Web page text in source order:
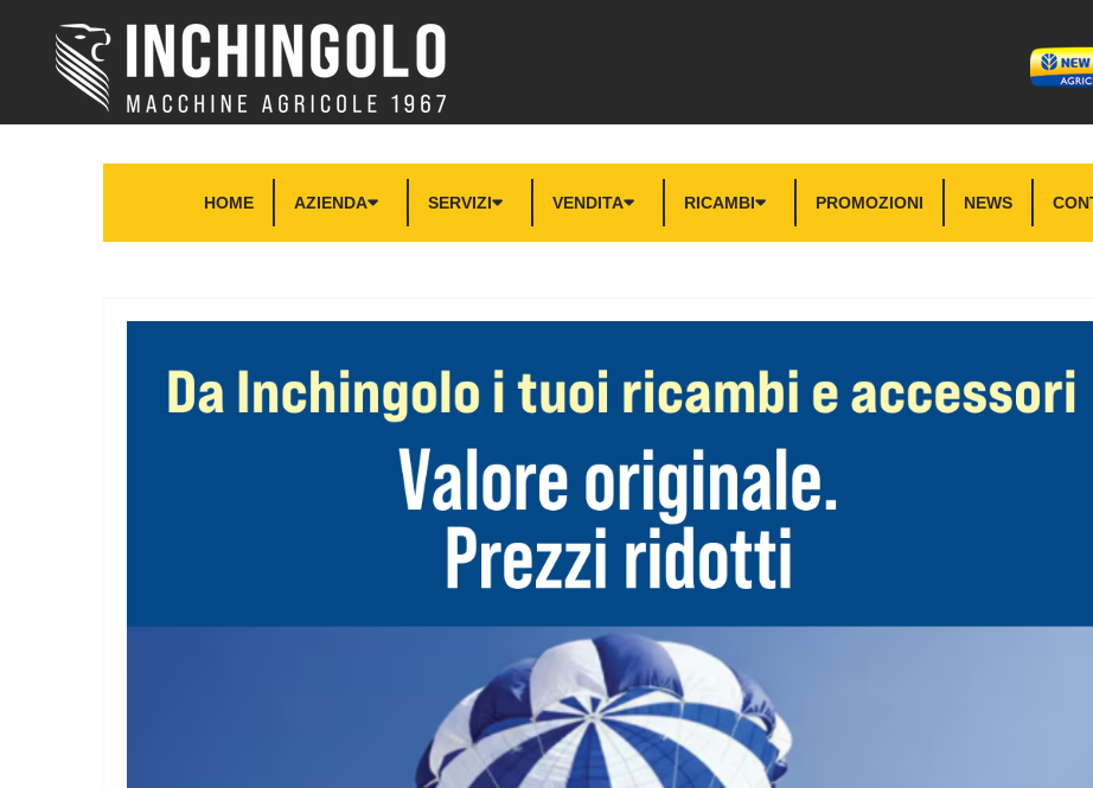
HOME AZIENDA SERVIZI VENDITA RICAMBI PROMOZIONI NEWS